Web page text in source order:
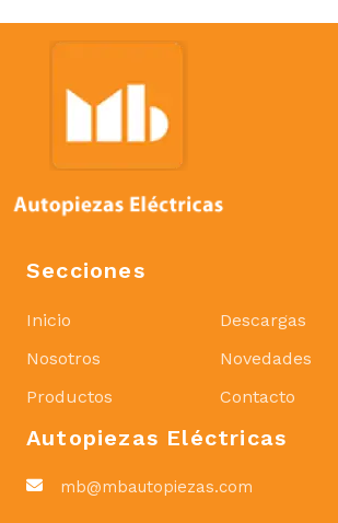
Secciones
Inicio
Nosotros
Productos
Descargas
Novedades
Contacto
Autopiezas Eléctricas
mb@mbautopiezas.com